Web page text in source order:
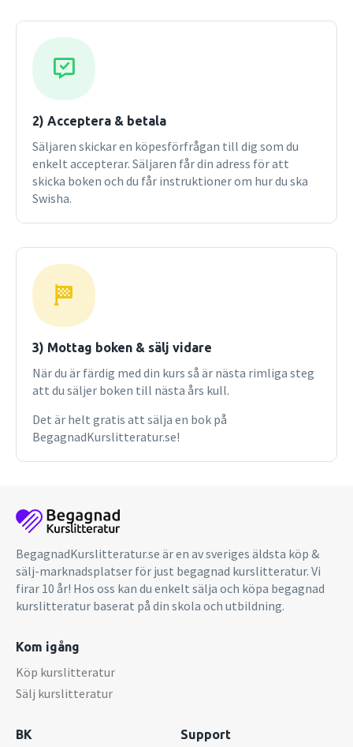
2) Acceptera & betala
Säljaren skickar en köpesförfrågan till dig som du
enkelt accepterar. Säljaren får din adress för att
skicka boken och du får instruktioner om hur du ska
Swisha.
3) Mottag boken & sälj vidare
När du är färdig med din kurs så är nästa rimliga steg
att du säljer boken till nästa års kull.
Det är helt gratis att sälja en bok på
BegagnadKurslitteratur.se!
BegagnadKurslitteratur.se är en av sveriges äldsta köp &
sälj-marknadsplatser för just begagnad kurslitteratur. Vi
firar 10 år! Hos oss kan du enkelt sälja och köpa begagnad
kurslitteratur baserat på din skola och utbildning.
Kom igång
Köp kurslitteratur
Sälj kurslitteratur
BK Support